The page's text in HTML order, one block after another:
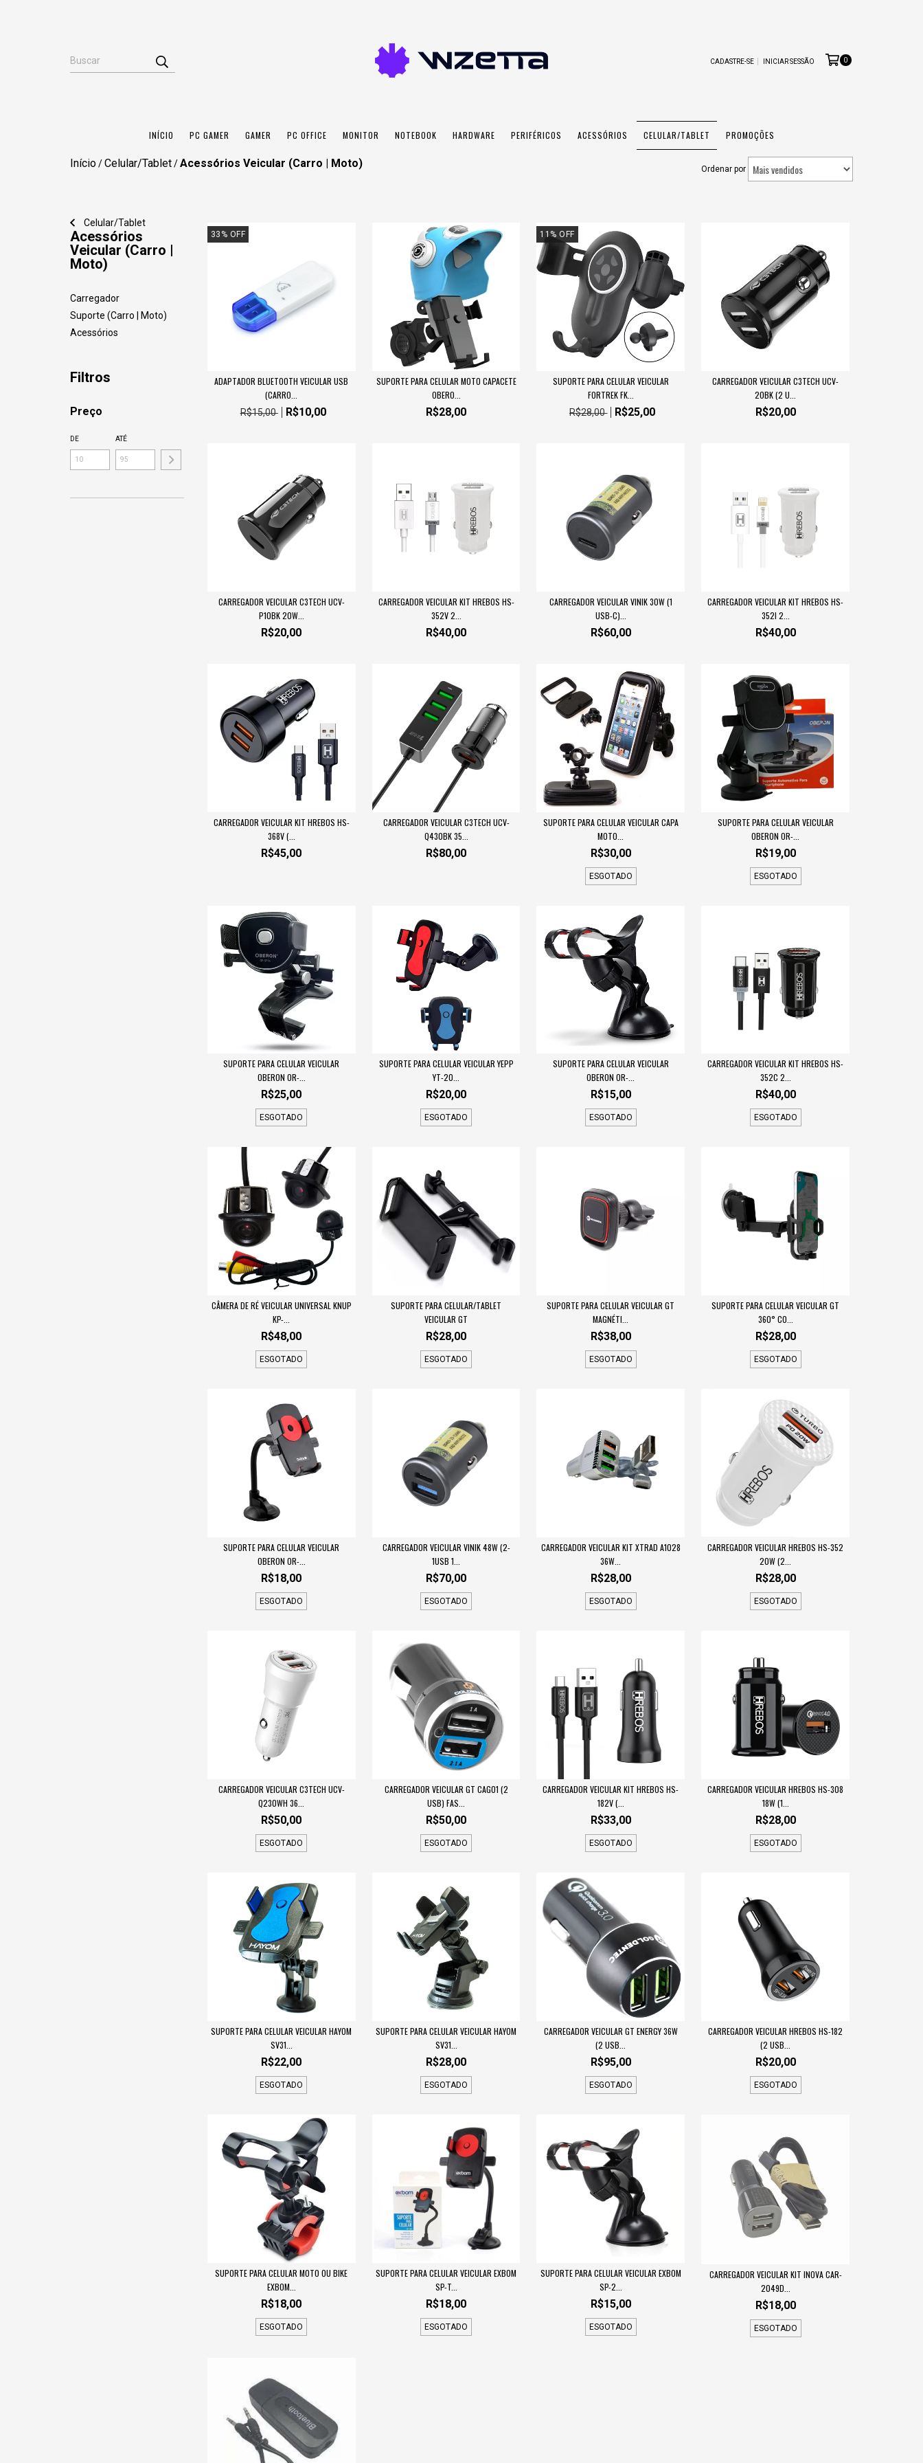
CADASTRE-SE INICIAR SESSÃO 0
INÍCIO PC GAMER GAMER PC OFFICE MONITOR NOTEBOOK HARDWARE PERIFÉRICOS ACESSÓRIOS CELULAR/TABLET PROMOÇÕES
Início/Celular/Tablet/Acessórios Veicular (Carro | Moto) Ordenar por
Celular/Tablet
Acessórios
Veicular (Carro |
Moto)
Carregador
Suporte (Carro | Moto)
Acessórios
Filtros
Preço
DE ATÉ
33 % OFF
ADAPTADOR BLUETOOTH VEICULAR USB
(CARRO...
R$15,00 R$10,00
SUPORTE PARA CELULAR MOTO CAPACETE
OBERO...
R$28,00
11% OFF
SUPORTE PARA CELULAR VEICULAR
FORTREK FK...
R$28,00 R$25,00
CARREGADOR VEICULAR C3TECH UCV-
20BK (2 U...
R$20,00
CARREGADOR VEICULAR C3TECH UCV-
P10BK 20W...
R$20,00
CARREGADOR VEICULAR KIT HREBOS HS-
352V 2...
R$40,00
CARREGADOR VEICULAR VINIK 30W (1
USB-C)...
R$60,00
CARREGADOR VEICULAR KIT HREBOS HS-
352I 2...
R$40,00
CARREGADOR VEICULAR KIT HREBOS HS-
368V (...
R$45,00
CARREGADOR VEICULAR C3TECH UCV-
Q430BK 35...
R$80,00
SUPORTE PARA CELULAR VEICULAR CAPA
MOTO...
R$30,00
ESGOTADO
SUPORTE PARA CELULAR VEICULAR
OBERON OR-...
R$19,00
ESGOTADO
SUPORTE PARA CELULAR VEICULAR
OBERON OR-...
R$25,00
ESGOTADO
SUPORTE PARA CELULAR VEICULAR YEPP
YT-20...
R$20,00
ESGOTADO
SUPORTE PARA CELULAR VEICULAR
OBERON OR-...
R$15,00
ESGOTADO
CARREGADOR VEICULAR KIT HREBOS HS-
352C 2...
R$40,00
ESGOTADO
CÂMERA DE RÉ VEICULAR UNIVERSAL KNUP
KP-...
R$48,00
ESGOTADO
SUPORTE PARA CELULAR/TABLET
VEICULAR GT
R$28,00
ESGOTADO
SUPORTE PARA CELULAR VEICULAR GT
MAGNÉTI...
R$38,00
ESGOTADO
SUPORTE PARA CELULAR VEICULAR GT
360° CO...
R$28,00
ESGOTADO
SUPORTE PARA CELULAR VEICULAR
OBERON OR-...
R$18,00
ESGOTADO
CARREGADOR VEICULAR VINIK 48W (2-
1USB 1...
R$70,00
ESGOTADO
CARREGADOR VEICULAR KIT XTRAD A1028
36W...
R$28,00
ESGOTADO
CARREGADOR VEICULAR HREBOS HS-352
20W (2...
R$28,00
ESGOTADO
CARREGADOR VEICULAR C3TECH UCV-
Q230WH 36...
R$50,00
ESGOTADO
CARREGADOR VEICULAR GT CAG01 (2
USB) FAS...
R$50,00
ESGOTADO
CARREGADOR VEICULAR KIT HREBOS HS-
182V (...
R$33,00
ESGOTADO
CARREGADOR VEICULAR HREBOS HS-308
18W (1...
R$28,00
ESGOTADO
SUPORTE PARA CELULAR VEICULAR HAYOM
SV31...
R$22,00
ESGOTADO
SUPORTE PARA CELULAR VEICULAR HAYOM
SV31...
R$28,00
ESGOTADO
CARREGADOR VEICULAR GT ENERGY 36W
(2 USB...
R$95,00
ESGOTADO
CARREGADOR VEICULAR HREBOS HS-182
(2 USB...
R$20,00
ESGOTADO
SUPORTE PARA CELULAR MOTO OU BIKE
EXBOM...
R$18,00
ESGOTADO
SUPORTE PARA CELULAR VEICULAR EXBOM
SP-T...
R$18,00
ESGOTADO
SUPORTE PARA CELULAR VEICULAR EXBOM
SP-2...
R$15,00
ESGOTADO
CARREGADOR VEICULAR KIT INOVA CAR-
2049D...
R$18,00
ESGOTADO